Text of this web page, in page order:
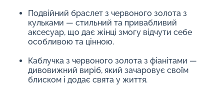
Подвійний браслет з червоного золота з
кульками — стильний та привабливий
аксесуар, що дає жінці змогу відчути себе
особливою та цінною.
Каблучка з червоного золота з фіанітами —
дивовижний виріб, який зачаровує своїм
блиском і додає свята у життя.